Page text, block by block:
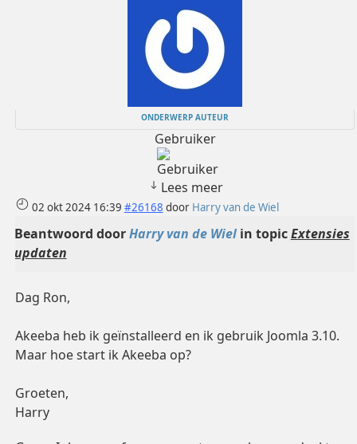
ONDERWERP AUTEUR
Gebruiker
Lees meer
02 okt 2024 16:39 #26168 door Harry van de Wiel
Beantwoord doorHarry van de Wiel in topicExtensies
updaten
Dag Ron,
Akeeba heb ik geïnstalleerd en ik gebruik Joomla 3.10.
Maar hoe start ik Akeeba op?
Groeten,
Harry